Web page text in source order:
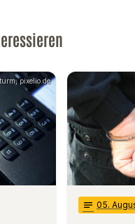
pixelio.de
notes 05.